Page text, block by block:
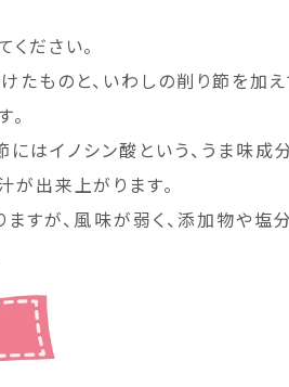
ださい。
たものと、いわしの削り節を加
にはイノシン酸という、うま味
が出来上がります。
すが、風味が弱く、添加物や塩